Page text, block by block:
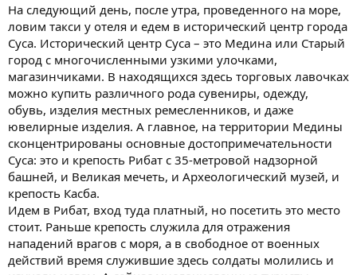
На следующий день, после утра, проведенного на море,
ловим такси у отеля и едем в исторический центр города
Суса. Исторический центр Суса – это Медина или Старый
город с многочисленными узкими улочками,
магазинчиками. В находящихся здесь торговых лавочках
можно купить различного рода сувениры, одежду,
обувь, изделия местных ремесленников, и даже
ювелирные изделия. А главное, на территории Медины
сконцентрированы основные достопримечательности
Суса: это и крепость Рибат с 35-метровой надзорной
башней, и Великая мечеть, и Археологический музей, и
крепость Касба.
Идем в Рибат, вход туда платный, но посетить это место
стоит. Раньше крепость служила для отражения
нападений врагов с моря, а в свободное от военных
действий время служившие здесь солдаты молились и